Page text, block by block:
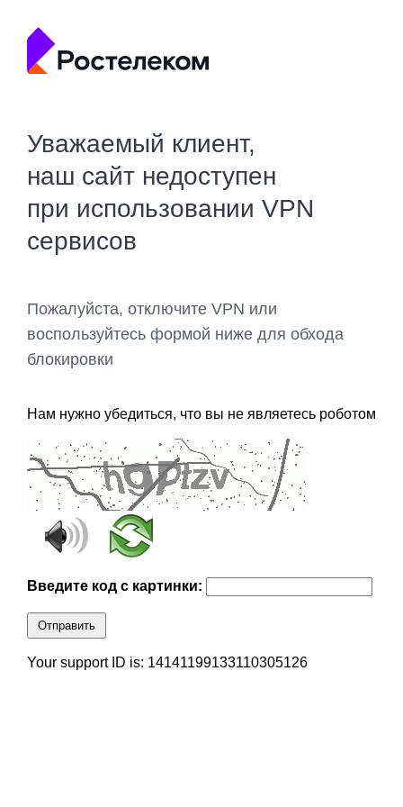
Уважаемый клиент,
наш сайт недоступен
при использовании VPN
сервисов
Пожалуйста, отключите VPN или
воспользуйтесь формой ниже для обхода
блокировки
Нам нужно убедиться, что вы не являетесь роботом
Введите код с картинки:
Отправить
Your support ID is: 14141199133110305126